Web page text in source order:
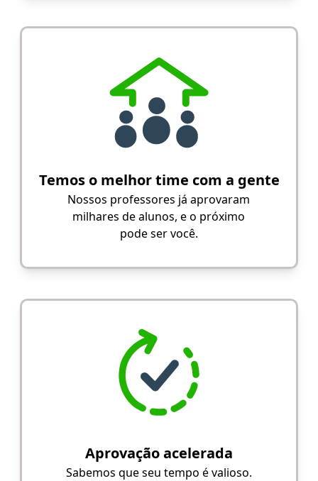
Temos o melhor time com a gente
Nossos professores já aprovaram
milhares de alunos, e o próximo
pode ser você.
Aprovação acelerada
Sabemos que seu tempo é valioso.